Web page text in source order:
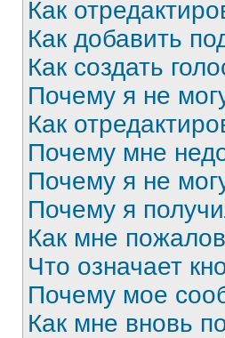
Как
Как добавить
Как создать
Почему я не
Как
Почему мне
Почему я не
Почему я
Как мне
Что означает
Почему мое
Как мне вновь